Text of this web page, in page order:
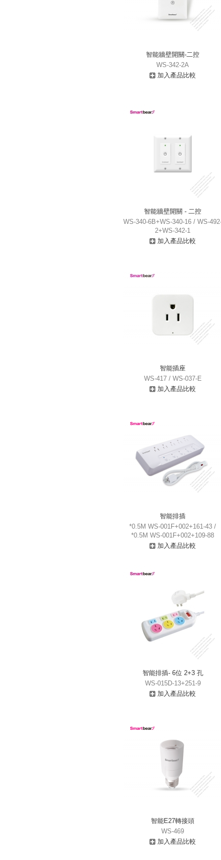
智能牆壁開關-二控
WS-342-2A
加入產品比較
智能牆壁開關 - 二控
WS-340-6B+WS-340-16 / WS-
2+WS-342-1
加入產品比較
智能插座
WS-417 / WS-037-E
加入產品比較
智能排插
*0.5M WS-001F+002+161-43 /
*0.5M WS-001F+002+109-88
加入產品比較
智能排插- 6位 2+3 孔
WS-015D-13+251-9
加入產品比較
智能E27轉接頭
WS-469
加入產品比較